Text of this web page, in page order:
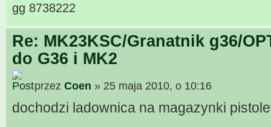
gg 8738222
Re: MK23KSC/Granatnik g36/
do G36 i MK2
przez Coen » 25 maja 2010, o 10:16
dochodzi ladownica na magazynki